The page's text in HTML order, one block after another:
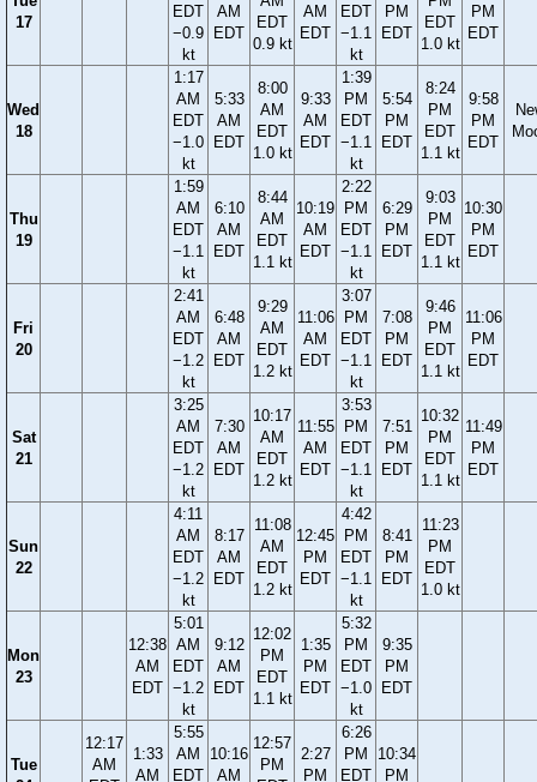
17
EDT
−0.9
kt
AM
EDT
EDT
0.9 kt
AM
EDT
EDT
−1.1
kt
PM
EDT
EDT
1.0 kt
PM
EDT
Wed
18
1:17
AM
EDT
−1.0
kt
5:33
AM
EDT
8:00
AM
EDT
1.0 kt
9:33
AM
EDT
1:39
PM
EDT
−1.1
kt
5:54
PM
EDT
8:24
PM
EDT
1.1 kt
9:58
PM
EDT
Thu
19
1:59
AM
EDT
−1.1
kt
6:10
AM
EDT
8:44
AM
EDT
1.1 kt
10:19
AM
EDT
2:22
PM
EDT
−1.1
kt
6:29
PM
EDT
9:03
PM
EDT
1.1 kt
10:30
PM
EDT
Fri
20
2:41
AM
EDT
−1.2
kt
6:48
AM
EDT
9:29
AM
EDT
1.2 kt
11:06
AM
EDT
3:07
PM
EDT
−1.1
kt
7:08
PM
EDT
9:46
PM
EDT
1.1 kt
11:06
PM
EDT
Sat
21
3:25
AM
EDT
−1.2
kt
7:30
AM
EDT
10:17
AM
EDT
1.2 kt
11:55
AM
EDT
3:53
PM
EDT
−1.1
kt
7:51
PM
EDT
10:32
PM
EDT
1.1 kt
11:49
PM
EDT
Sun
22
4:11
AM
EDT
−1.2
kt
8:17
AM
EDT
11:08
AM
EDT
1.2 kt
12:45
PM
EDT
4:42
PM
EDT
−1.1
kt
8:41
PM
EDT
11:23
PM
EDT
1.0 kt
Mon
23
12:38
AM
EDT
5:01
AM
EDT
−1.2
kt
9:12
AM
EDT
12:02
PM
EDT
1.1 kt
1:35
PM
EDT
5:32
PM
EDT
−1.0
kt
9:35
PM
EDT
Tue
12:17
AM
1:33
AM
5:55
AM
EDT
10:16
AM
12:57
PM
2:27
PM
6:26
PM
EDT
10:34
PM